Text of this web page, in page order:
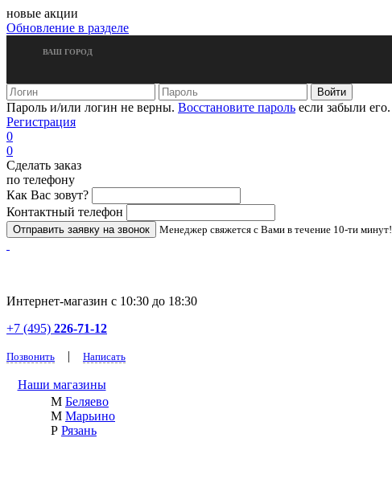
новые акции
Обновление в разделе
ВАШ ГОРОД
Пароль и/или логин не верны. Восстановите пароль если забыли его.
Регистрация
0
0
Сделать заказ
по телефону
Как Вас зовут?
Контактный телефон
Менеджер свяжется с Вами в течение 10-ти минут!
Интернет-магазин с 10:30 до 18:30
+7 (495) 226-71-12
Позвонить | Написать
Наши магазины
М Беляево
М Марьино
Р Рязань